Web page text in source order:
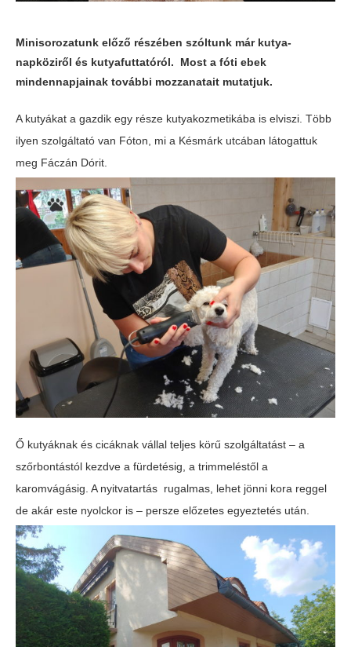
Minisorozatunk előző részében szóltunk már kutya-
napköziről és kutyafuttatóról. Most a fóti ebek
mindennapjainak további mozzanatait mutatjuk.
A kutyákat a gazdik egy része kutyakozmetikába is elviszi. Több
ilyen szolgáltató van Fóton, mi a Késmárk utcában látogattuk
meg Fáczán Dórit.
Ő kutyáknak és cicáknak vállal teljes körű szolgáltatást – a
szőrbontástól kezdve a fürdetésig, a trimmeléstől a
karomvágásig. A nyitvatartás rugalmas, lehet jönni kora reggel
de akár este nyolckor is – persze előzetes egyeztetés után.